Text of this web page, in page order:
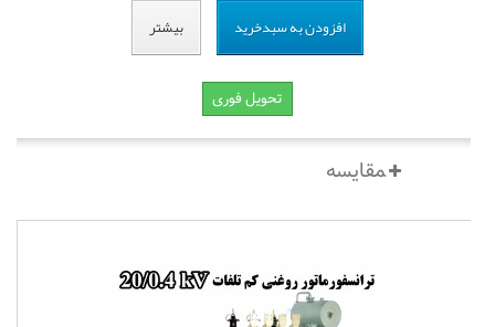
افزودن به سبدخرید بیشتر
تحویل فوری